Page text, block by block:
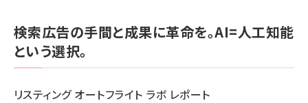
llmo (1163)
検索広告の手間と成果に革命を。AI=人工知能
という選択。
リスティング オートフライト ラボ レポート